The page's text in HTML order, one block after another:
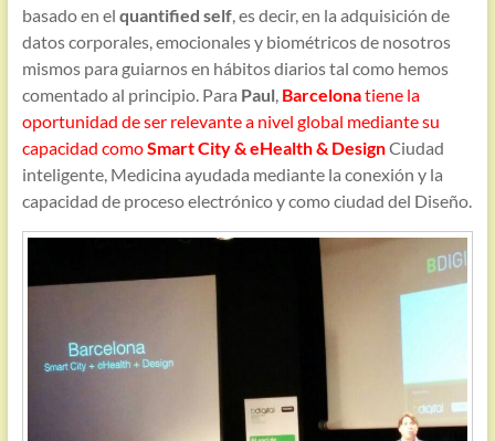
basado en el quantified self, es decir, en la adquisición de
datos corporales, emocionales y biométricos de nosotros
mismos para guiarnos en hábitos diarios tal como hemos
comentado al principio. Para Paul, Barcelonatiene la
oportunidad de ser relevante a nivel global mediante su
capacidad comoSmart City & eHealth & DesignCiudad
inteligente, Medicina ayudada mediante la conexión y la
capacidad de proceso electrónico y como ciudad del Diseño.